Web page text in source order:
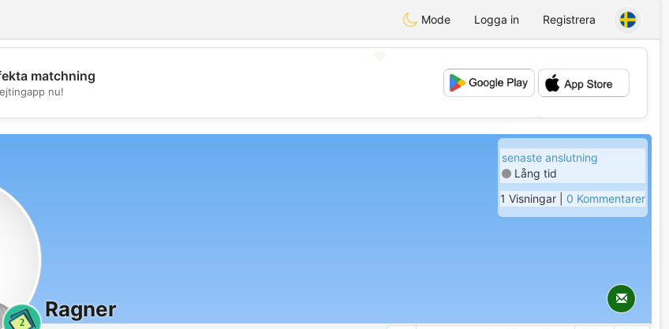
Mode Logga in Registrera
💕
matchning
nu!
2
Ragner
senaste anslutning
Lång tid
1 Visningar | 0 Kommentarer